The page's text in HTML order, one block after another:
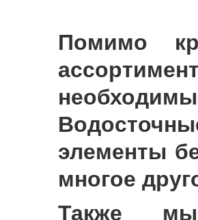
Помимо
элементы
многое
Также